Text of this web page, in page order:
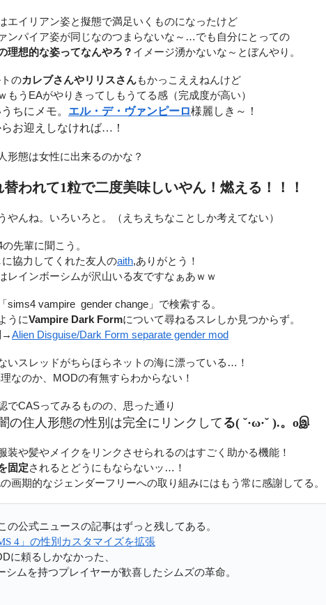
エイリアン姿と擬態で満足いくものになったけど
ンパイア姿が同じなのつまらないな～…でも自分にとっての
理想的な姿ってなんやろ？ イメージ湧かないな～とぼんやり。
のカレブさんやリリスさんもかっこええねんけど
もうEAがやりきってしもうてる感（完成度が高い）
ちにメモ。 エル・デ・ヴァンピーロ様麗しき～！
お迎えしなければ…！
形態は女性に出来るのかな？
われて1粒で二度美味しいやん！燃える！！！
やんね。いろいろと。（えちえちなことしか考えてない）
先輩に聞こう。
協力してくれた友人のaith,ありがとう！
レインボーシムが沢山いる友ですなぁあｗｗ
sims4 vampire gender change」で検索する。
うにVampire Dark Formについて尋ねるスレしか見つからず。
→Alien Disguise/Dark Form separate gender mod
いスレッドがちらほらネットの海に漂っている…！
なのか、MODの有無すらわからない！
でCASってみるものの、思った通り
の住人形態の性別は完全にリンクして る( ˘·ω·˘ ).。oஇ
装や髪やメイクをリンクさせられるのはすごく助かる機能！
固定されるとどうにもならないッ…！
画期的なジェンダーフリーへの取り組みにはもう常に感謝してる。
の公式ニュースの記事はずっと残してある。
4」の性別カスタマイズを拡張
に頼るしかなかった、
シムを持つプレイヤーが歓喜したシムズの革命。